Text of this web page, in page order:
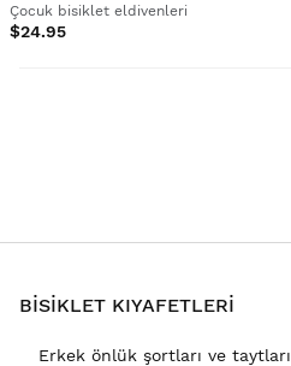
Çocuk bisiklet eldivenleri
$24.95
BISIKLET KIYAFETLERI
Erkek önlük şortları ve taytları